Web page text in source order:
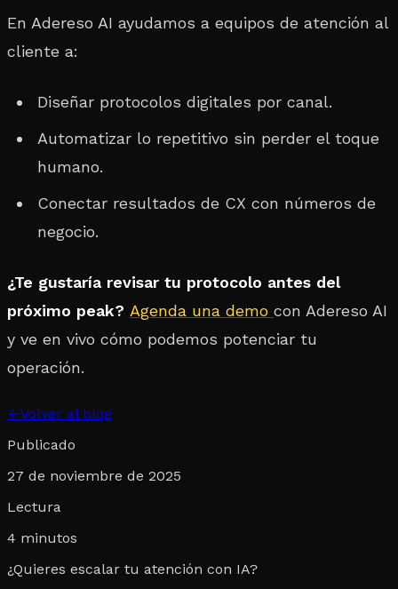
En Adereso AI ayudamos a equipos de atención al
cliente a:
Diseñar protocolos digitales por canal.
Automatizar lo repetitivo sin perder el toque
humano.
Conectar resultados de CX con números de
negocio.
¿Te gustaría revisar tu protocolo antes del
próximo peak? Agenda una demo con Adereso AI
y ve en vivo cómo podemos potenciar tu
operación.
←Volver al blog
Publicado
27 de noviembre de 2025
Lectura
4 minutos
¿Quieres escalar tu atención con IA?